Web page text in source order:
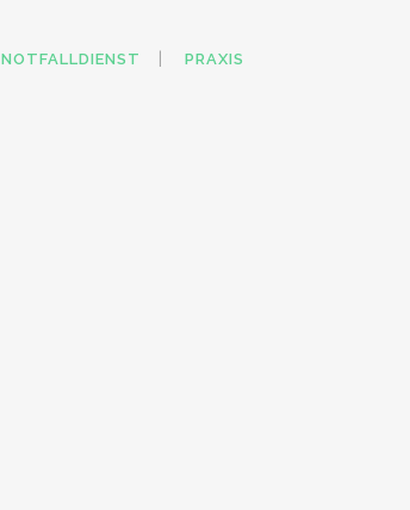
NOTFALLDIENST PRAXIS